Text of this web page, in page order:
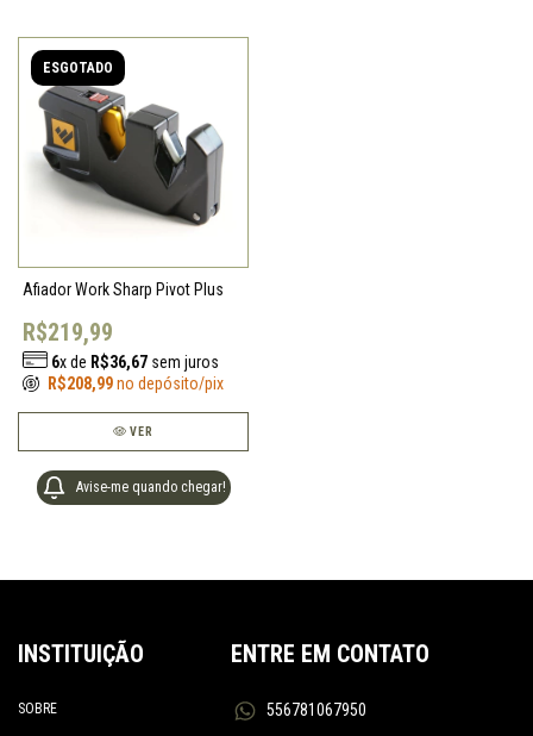
ESGOTADO
Afiador Work Sharp Pivot Plus
R$219,99
6x de R$36,67sem juros
R$208,99no depósito/pix
VER
Avise-me quando chegar!
INSTITUIÇÃO
SOBRE
ENTRE EM CONTATO
556781067950